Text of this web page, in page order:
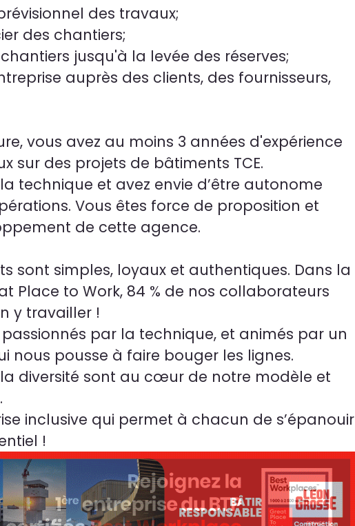
des travaux;
des chantiers;
jusqu'à la levée des réserves;
auprès des clients, des fournisseurs,
vous avez au moins 3 années d'expérience
sur des projets de bâtiments TCE.
technique et avez envie d’être autonome
Vous êtes force de proposition et
de cette agence.
sont simples, loyaux et authentiques. Dans la
Place to Work, 84 % de nos collaborateurs
y travailler !
par la technique, et animés par un
nous pousse à faire bouger les lignes.
diversité sont au cœur de notre modèle et
inclusive qui permet à chacun de s’épanouir
!